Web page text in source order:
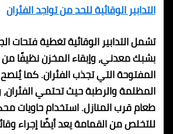
التدابير الوقائية للحد من تواجد الفئران
تشمل التدابير الوقائية تغطية فتحات
بشبك معدني، وإبقاء المخزن نظيفًا
المفتوحة التي تجذب الفئران. كما
المظلمة والرطبة حيث تحتمي الفئران،
طعام قرب المنازل. استخدام حاويات
للتخلص من القمامة يعد أيضًا إجراء